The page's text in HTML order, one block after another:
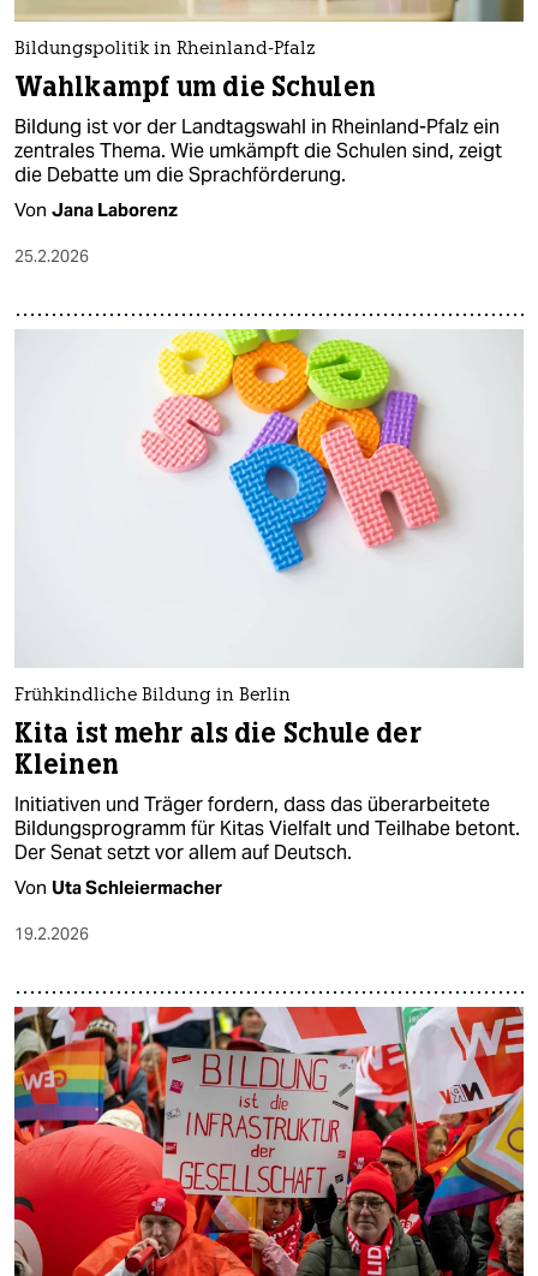
Bildungspolitik in Rheinland-Pfalz
Wahlkampf um die Schulen
Bildung ist vor der Landtagswahl in Rheinland-Pfalz ein
zentrales Thema. Wie umkämpft die Schulen sind, zeigt
die Debatte um die Sprachförderung.
Von Jana Laborenz
25.2.2026
Frühkindliche Bildung in Berlin
Kita ist mehr als die Schule der
Kleinen
Initiativen und Träger fordern, dass das überarbeitete
Bildungsprogramm für Kitas Vielfalt und Teilhabe betont.
Der Senat setzt vor allem auf Deutsch.
Von Uta Schleiermacher
19.2.2026